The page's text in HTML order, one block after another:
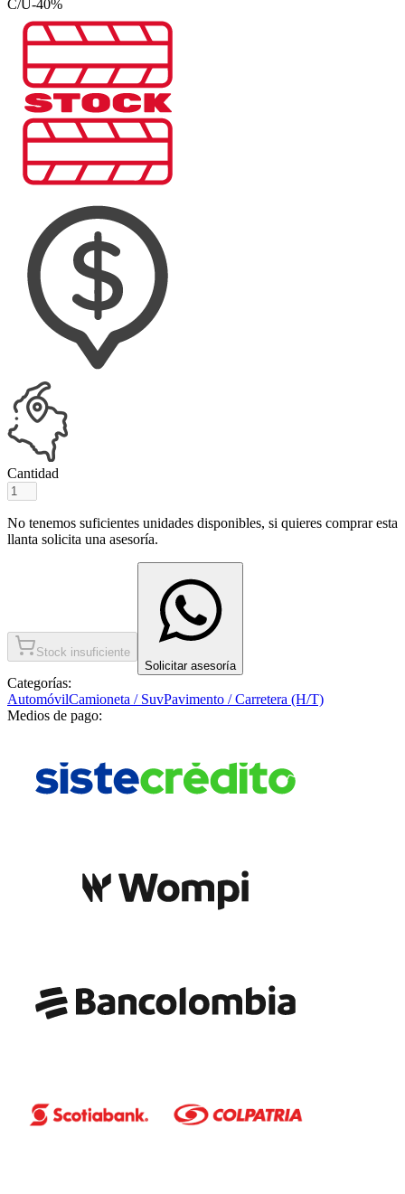
C/U-40%
Cantidad
No tenemos suficientes unidades disponibles, si quieres comprar esta
llanta solicita una asesoría.
Stock insuficiente
Solicitar asesoría
Categorías:
AutomóvilCamioneta / SuvPavimento / Carretera (H/T)
Medios de pago: